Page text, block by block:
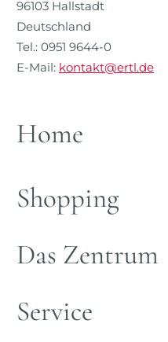
96103 Hallstadt
Deutschland
Tel.: 0951 9644-0
E-Mail: kontakt@ertl.de
Home
Shopping
Das Zentrum
Service